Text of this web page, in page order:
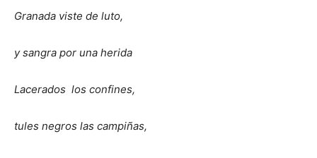
Granada viste de luto,
y sangra por una herida
Lacerados los confines,
tules negros las campiñas,